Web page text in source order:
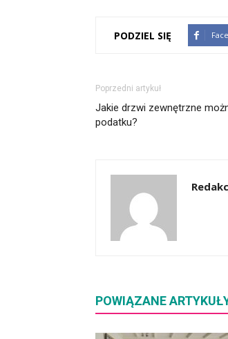
PODZIEL SIĘ
Poprzedni artykuł
Jakie drzwi zewnętrzne
podatku?
POWIĄZANE